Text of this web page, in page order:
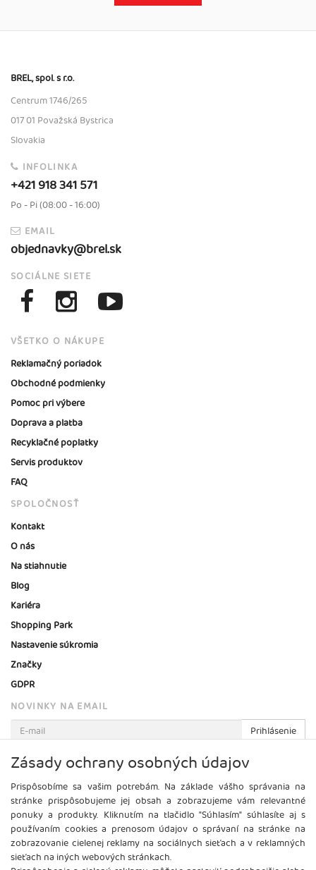
BREL, spol. s r.o.
Centrum 1746/265
017 01 Považská Bystrica
Slovakia
INFOLINKA
+421 918 341 571
Po - Pi (08:00 - 16:00)
EMAIL
objednavky@brel.sk
SOCIÁLNE SIETE
VŠETKO O NÁKUPE
Reklamačný poriadok
Obchodné podmienky
Pomoc pri výbere
Doprava a platba
Recyklačné poplatky
Servis produktov
FAQ
SPOLOČNOSŤ
Kontakt
O nás
Na stiahnutie
Blog
Kariéra
Shopping Park
Nastavenie súkromia
Značky
GDPR
NOVINKY NA EMAIL
Prihlásenie
Viac informácií o tejto službe
Zásady ochrany osobných údajov
Prispôsobíme sa vašim potrebám. Na základe vášho správania na
stránke prispôsobujeme jej obsah a zobrazujeme vám relevantné
ponuky a produkty. Kliknutím na tlačidlo "Súhlasím" súhlasíte aj s
používaním cookies a prenosom údajov o správaní na stránke na
zobrazovanie cielenej reklamy na sociálnych sieťach a v reklamných
sieťach na iných webových stránkach.